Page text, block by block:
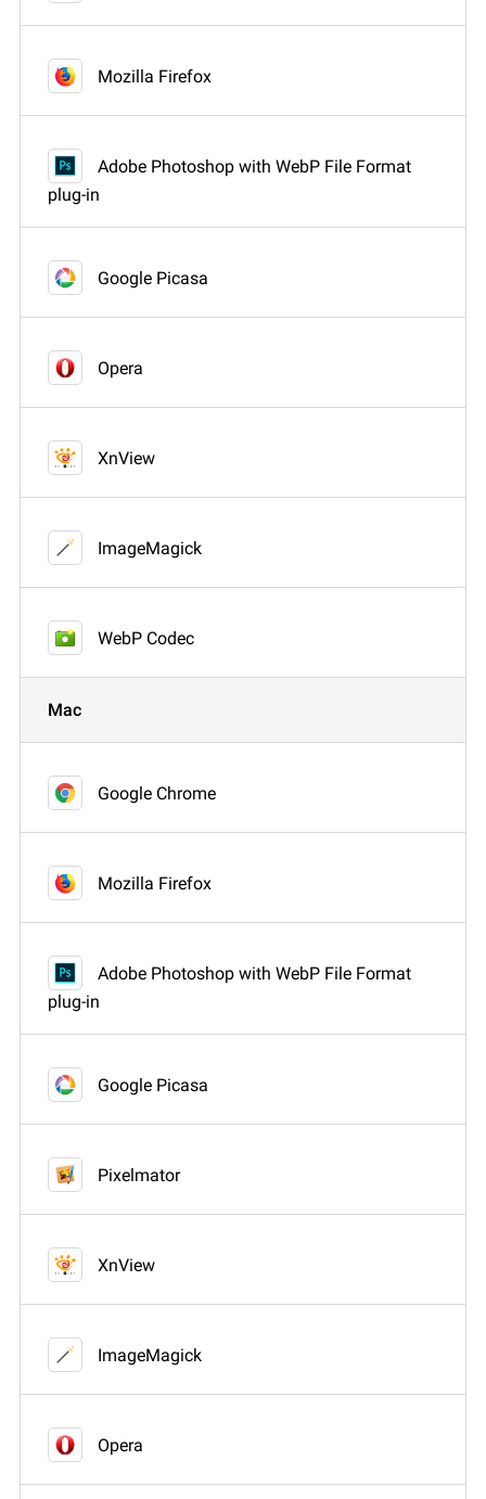
Mozilla Firefox
Adobe Photoshop with WebP File Format
plug-in
Google Picasa
Opera
XnView
ImageMagick
WebP Codec
Mac
Google Chrome
Mozilla Firefox
Adobe Photoshop with WebP File Format
plug-in
Google Picasa
Pixelmator
XnView
ImageMagick
Opera